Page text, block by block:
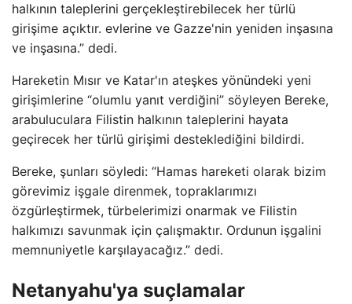
halkının taleplerini gerçekleştirebilecek her türlü
girişime açıktır. evlerine ve Gazze'nin yeniden inşasına
ve inşasına.” dedi.
Hareketin Mısır ve Katar'ın ateşkes yönündeki yeni
girişimlerine “olumlu yanıt verdiğini” söyleyen Bereke,
arabuluculara Filistin halkının taleplerini hayata
geçirecek her türlü girişimi desteklediğini bildirdi.
Bereke, şunları söyledi: “Hamas hareketi olarak bizim
görevimiz işgale direnmek, topraklarımızı
özgürleştirmek, türbelerimizi onarmak ve Filistin
halkımızı savunmak için çalışmaktır. Ordunun işgalini
memnuniyetle karşılayacağız.” dedi.
Netanyahu'ya suçlamalar